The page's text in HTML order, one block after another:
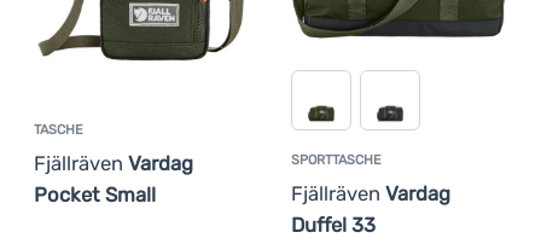
TASCHE
Fjällräven Vardag
Pocket Small
SPORTTASCHE
Fjällräven Vardag
Duffel 33